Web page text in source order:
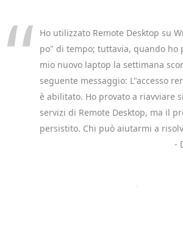
Ho utilizzato Remote Desktop su
po" di tempo; tuttavia, quando ho
mio nuovo laptop la settimana
seguente messaggio: L"accesso
è abilitato. Ho provato a riavviare
servizi di Remote Desktop, ma il
persistito. Chi può aiutarmi a
-